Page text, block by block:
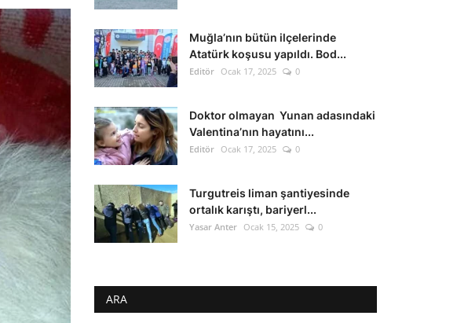
Muğla’nın bütün ilçelerinde
Atatürk koşusu yapıldı. Bod...
Editör Ocak 17, 2025 0
Doktor olmayan Yunan adasındaki
Valentina’nın hayatını...
Editör Ocak 17, 2025 0
Turgutreis liman şantiyesinde
ortalık karıştı, bariyerl...
Yasar Anter Ocak 15, 2025 0
ARA